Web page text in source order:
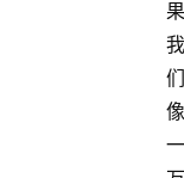
果
我
们
像
一